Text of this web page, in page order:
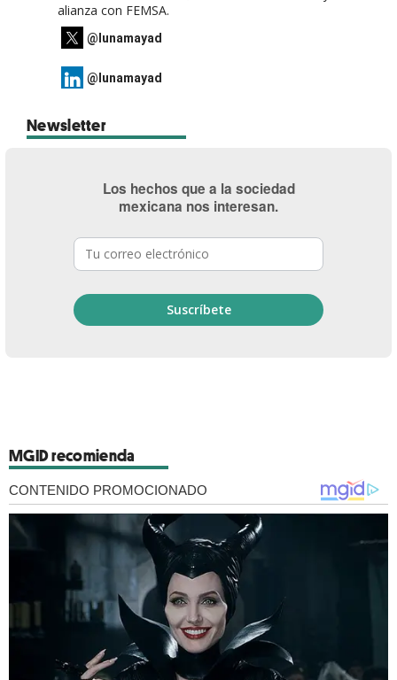
alianza con FEMSA.
@lunamayad
@lunamayad
Newsletter
Los hechos que a la sociedad
mexicana nos interesan.
MGID recomienda
CONTENIDO PROMOCIONADO